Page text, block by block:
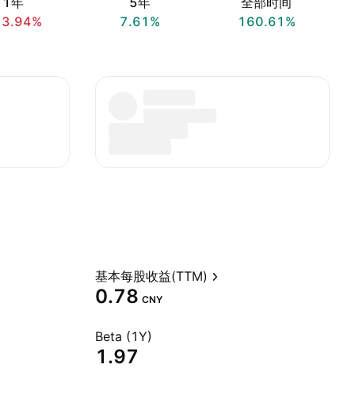
7.61%
160.61%
基本每股收益(TTM)
0.78 CNY
Beta (1Y)
1.97